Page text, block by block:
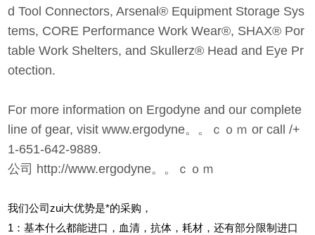
d Tool Connectors, Arsenal® Equipment Storage Sys
tems, CORE Performance Work Wear®, SHAX® Por
table Work Shelters, and Skullerz® Head and Eye Pr
otection.
For more information on Ergodyne and our complete
line of gear, visit www.ergodyne。。ｃｏｍ or call /+
1-651-642-9889.
公司 http://www.ergodyne。。ｃｏｍ
我们公司zui大优势是*的采购，
1 ：基本什么都能进口，血清，抗体，耗材，还有部分限制进口